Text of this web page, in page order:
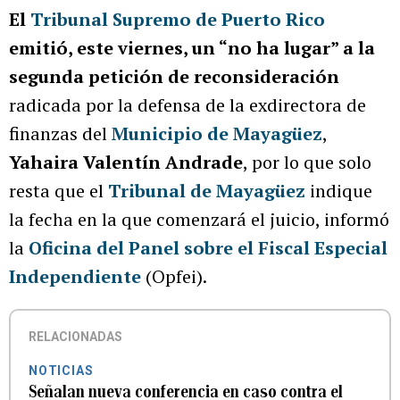
El Tribunal Supremo de Puerto Rico
emitió, este viernes, un “no ha lugar” a la
segunda petición de reconsideración
radicada por la defensa de la exdirectora de
finanzas delMunicipio de Mayagüez,
Yahaira Valentín Andrade, por lo que solo
resta que el Tribunal de Mayagüez indique
la fecha en la que comenzará el juicio, informó
la Oficina del Panel sobre el Fiscal Especial
Independiente (Opfei).
RELACIONADAS
NOTICIAS
Señalan nueva conferencia en caso contra el